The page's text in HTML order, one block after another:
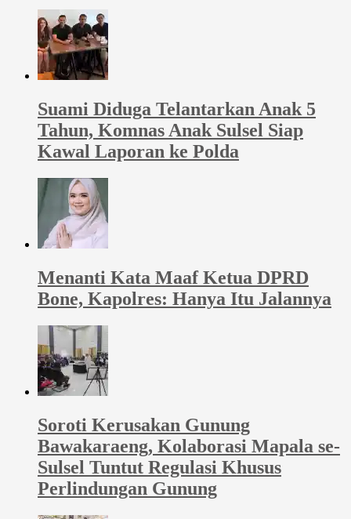
Suami Diduga Telantarkan Anak 5
Tahun, Komnas Anak Sulsel Siap
Kawal Laporan ke Polda
Menanti Kata Maaf Ketua DPRD
Bone, Kapolres: Hanya Itu Jalannya
Soroti Kerusakan Gunung
Bawakaraeng, Kolaborasi Mapala se-
Sulsel Tuntut Regulasi Khusus
Perlindungan Gunung